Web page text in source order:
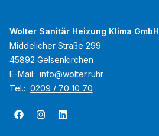
Wolter Sanitär Heizung Klima GmbH
Middelicher Straße 299
45892 Gelsenkirchen
E-Mail: info@wolter.ruhr
Tel.: 0209 / 70 10 70